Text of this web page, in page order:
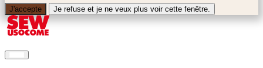
J'accepte Je refuse et je ne veux plus voir cette fenêtre.